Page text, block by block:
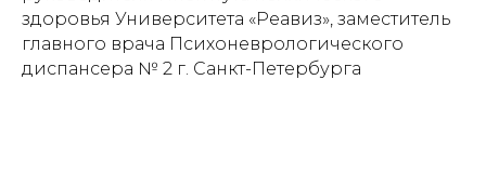
здоровья Университета «Реавиз», заместитель
главного врача Психоневрологического
диспансера № 2 г. Санкт-Петербурга